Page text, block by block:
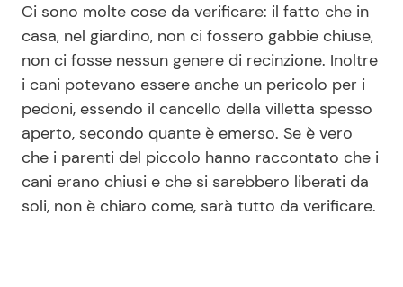
Ci sono molte cose da verificare: il fatto che in
casa, nel giardino, non ci fossero gabbie chiuse,
non ci fosse nessun genere di recinzione. Inoltre
i cani potevano essere anche un pericolo per i
pedoni, essendo il cancello della villetta spesso
aperto, secondo quante è emerso. Se è vero
che i parenti del piccolo hanno raccontato che i
cani erano chiusi e che si sarebbero liberati da
soli, non è chiaro come, sarà tutto da verificare.